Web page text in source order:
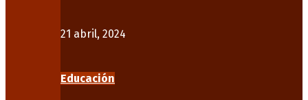
21 abril, 2024
Educación